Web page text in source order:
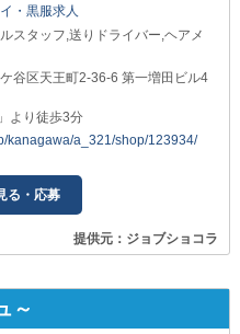
・黒服求人
スタッフ,送りドライバー,ヘアメ
谷区天王町2-36-6 第一増田ビル4
より徒歩3分
kanagawa/a_321/shop/123934/
る・応募
提供元：ジョブショコラ
～